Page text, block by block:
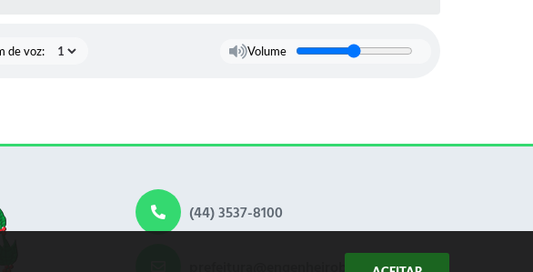
de voz: Volume
(44) 3537-8100
prefeitura@engenheirobeltrao.pr.gov.br